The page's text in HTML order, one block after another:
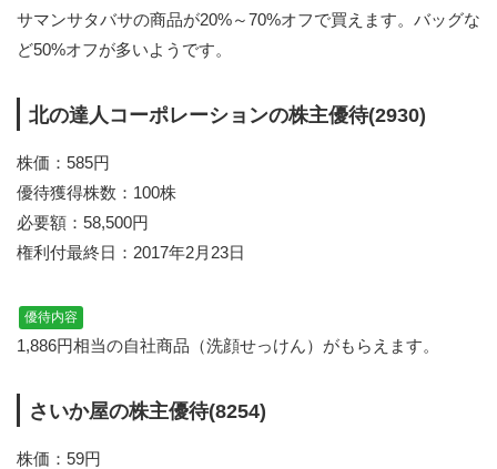
サマンサタバサの商品が20%～70%オフで買えます。バッグな
ど50%オフが多いようです。
北の達人コーポレーションの株主優待(2930)
株価：585円
優待獲得株数：100株
必要額：58,500円
権利付最終日：2017年2月23日
優待内容
1,886円相当の自社商品（洗顔せっけん）がもらえます。
さいか屋の株主優待(8254)
株価：59円